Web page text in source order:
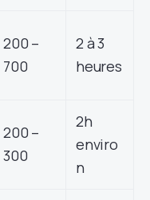
200 –
700
2 à 3
heures
200 –
300
2h
enviro
n